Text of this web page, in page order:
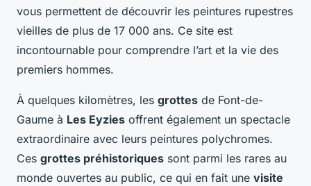
vous permettent de découvrir les peintures rupestres
vieilles de plus de 17 000 ans. Ce site est
incontournable pour comprendre l’art et la vie des
premiers hommes.
À quelques kilomètres, les grottes de Font-de-
Gaume à Les Eyzies offrent également un spectacle
extraordinaire avec leurs peintures polychromes.
Ces grottes préhistoriques sont parmi les rares au
monde ouvertes au public, ce qui en fait une visite